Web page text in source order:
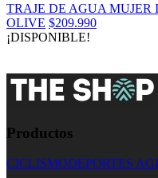
TRAJE DE AGUA
OLIVE $209.990
¡DISPONIBLE!
Productos
CICLISMODEPORTES